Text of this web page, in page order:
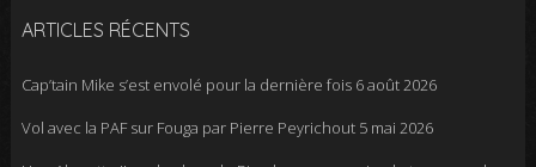
ARTICLES RÉCENTS
Cap’tain Mike s’est envolé pour la dernière fois 6 août 2026
Vol avec la PAF sur Fouga par Pierre Peyrichout 5 mai 2026